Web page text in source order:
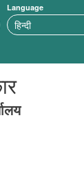
Language